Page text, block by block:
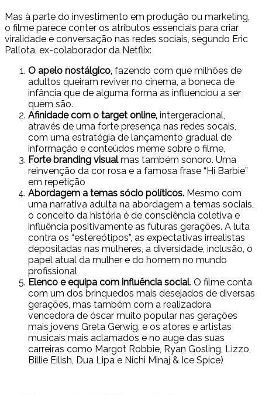
Mas à parte do investimento em produção ou marketing,
o filme parece conter os atributos essenciais para criar
viralidade e conversação nas redes sociais, segundo Eric
Pallota, ex-colaborador da Netflix:
O apelo nostálgico, fazendo com que milhões de
adultos queiram reviver no cinema, a boneca de
infância que de alguma forma as influenciou a ser
quem são.
Afinidade com o target online, intergeracional,
através de uma forte presença nas redes socais,
com uma estratégia de lançamento gradual de
informação e conteúdos meme sobre o filme,
Forte branding visualmas também sonoro. Uma
reinvenção da cor rosa e a famosa frase “Hi Barbie”
em repetição
Abordagem a temas sócio políticos. Mesmo com
uma narrativa adulta na abordagem a temas sociais,
o conceito da história é de consciência coletiva e
influência positivamente as futuras gerações. A luta
contra os “estereótipos”, as expectativas irrealistas
depositadas nas mulheres, a diversidade, inclusão, o
papel atual da mulher e do homem no mundo
profissional
Elenco e equipa com influência social. O filme conta
com um dos brinquedos mais desejados de diversas
gerações, mas também com a realizadora
vencedora de óscar muito popular nas gerações
mais jovens Greta Gerwig, e os atores e artistas
musicais mais aclamados e no auge das suas
carreiras como Margot Robbie, Ryan Gosling, Lizzo,
Billie Eilish, Dua Lipa e Nichi Minaj & Ice Spice)